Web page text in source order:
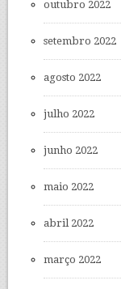
outubro 2022
setembro 2022
agosto 2022
julho 2022
junho 2022
maio 2022
abril 2022
março 2022